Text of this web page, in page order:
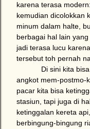
karena terasa
kemudian dicolokkan
minum dalam halte,
berbagai hal lain
jadi terasa lucu
tersebut toh pernah
Di sini kita
angkot mem-postmo-
pacar kita bisa
stasiun, tapi juga di
ketinggalan kereta
berbingung-bingung